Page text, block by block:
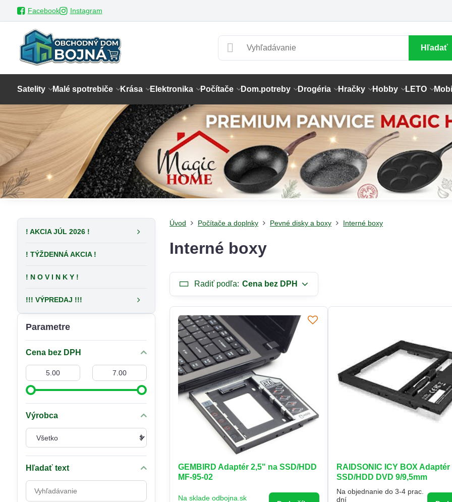
Facebook Instagram
Hľadať
Satelity Malé spotrebiče Krása Elektronika Počítače Dom.potreby Drogéria Hračky Hobby LETO
Úvod Počítače a doplnky Pevné disky a boxy Interné boxy
Interné boxy
Radiť podľa: Cena bez DPH
GEMBIRD Adaptér 2,5" na SSD/HDD
MF-95-02
Na sklade odbojna.sk
RAIDSONIC ICY BOX Adaptér
SSD/HDD DVD 9/9,5mm
Na objednanie do 3-4 prac.
dní
Parametre
Cena bez DPH
Od: Do:
Výrobca
Hľadať text
Prehľadať
výsledky
! AKCIA JÚL 2026 !
! TÝŽDENNÁ AKCIA !
! N O V I N K Y !
!!! VÝPREDAJ !!!